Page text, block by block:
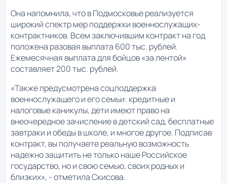
Она напомнила, что в Подмосковье реализуется
широкий спектр мер поддержки военнослужащих-
контрактников. Всем заключившим контракт на год
положена разовая выплата 600 тыс. рублей.
Ежемесячная выплата для бойцов «за лентой»
составляет 200 тыс. рублей.
«Также предусмотрена соцподдержка
военнослужащего и его семьи: кредитные и
налоговые каникулы, дети имеют право на
внеочередное зачисление в детский сад, бесплатные
завтраки и обеды в школе, и многое другое. Подписав
контракт, вы получаете реальную возможность
надежно защитить не только наше Российское
государство, но и свою семью, своих родных и
близких», - отметила Скисова.